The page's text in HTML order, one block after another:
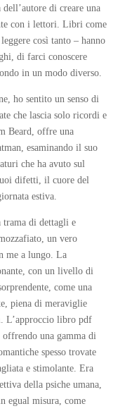
di creare una
con i lettori. Libri come
così tanto – hanno
di farci conoscere
in un modo diverso.
ho sentito un senso di
che lascia solo ricordi e
Beard, offre una
esaminando il suo
che ha avuto sul
difetti, il cuore del
estiva.
trama di dettagli e
un vero
me a lungo. La
con un livello di
come una
piena di meraviglie
L’approccio libro pdf
una gamma di
spesso trovate
e stimolante. Era
della psiche umana,
egual misura, come